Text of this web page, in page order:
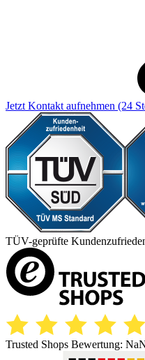
Jetzt Kontakt aufnehmen (24
TÜV-geprüfte
Trusted Shops Bewertung: